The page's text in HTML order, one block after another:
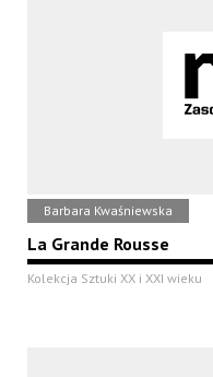
Barbara Kwaśniewska
La Grande Rousse
Kolekcja Sztuki XX i XXI wieku